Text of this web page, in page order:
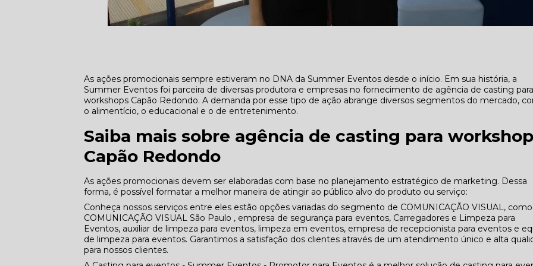
As ações promocionais sempre estiveram no DNA da Summer Eventos desde o início. Em sua história, a
Summer Eventos foi parceira de diversas produtora e empresas no fornecimento de agência de casting para
workshops Capão Redondo. A demanda por esse tipo de ação abrange diversos segmentos do mercado,
o alimentício, o educacional e o de entretenimento.
Saiba mais sobre agência de casting para
Capão Redondo
As ações promocionais devem ser elaboradas com base no planejamento estratégico de marketing. Dessa
forma, é possível formatar a melhor maneira de atingir ao público alvo do produto ou serviço:
Conheça nossos serviços entre eles estão opções variadas do segmento de COMUNICAÇÃO VISUAL, como
COMUNICAÇÃO VISUAL São Paulo , empresa de segurança para eventos, Carregadores e Limpeza para
Eventos, auxiliar de limpeza para eventos, limpeza em eventos, empresa de recepcionista para eventos e
de limpeza para eventos. Garantimos a satisfação dos clientes através de um atendimento único e alta
para nossos clientes.